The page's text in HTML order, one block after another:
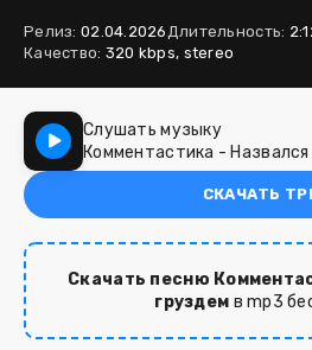
Релиз: 02.04.2026Длительность:
Качество: 320 kbps, stereo
Слушать музыку
Комментастика - Назвался
СКАЧАТЬ
Скачать песню
груздем в mp3